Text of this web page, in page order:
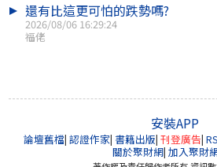
還有比這更可怕的跌勢嗎?
2026/08/06 16:29:24
福佬
安裝APP
論壇舊檔| 認證作家| 書籍出版| 刊登廣告|
關於聚財網| 加入聚財